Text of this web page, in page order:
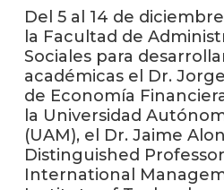
Del 5 al 14 de
la Facultad de
Sociales para
académicas el Dr.
de Economía
la Universidad
(UAM), el Dr. Jaime
Distinguished
International